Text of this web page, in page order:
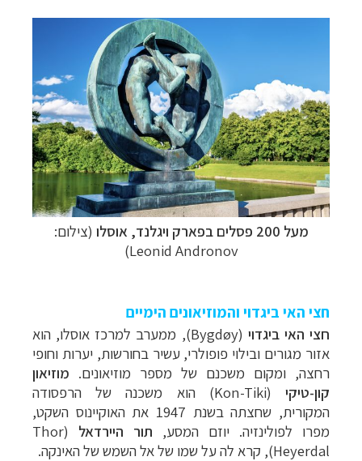
מעל 200 פסלים בפארק ויגלנד, אוסלו
(צילום:
Leonid Andronov)
חצי האי ביגדוי והמוזיאונים הימיים
חצי האי ביגדוי (Bygdøy),
ממערב למרכז אוסלו, הוא
אזור מגורים ובילוי פופולרי, עשיר בחורשות, יערות וחופי
רחצה, ומקום משכנם של מספר מוזיאונים. מוזיאון
קון-טיקי(
Kon-Tiki) הוא משכנה של הרפסודה
המקורית, שחצתה בשנת 1947 את האוקיינוס השקט,
מפרו לפולינזיה. יוזם המסע, תור היירדאל (
Thor
Heyerdal), קרא לה על שמו של אל השמש של האינקה.